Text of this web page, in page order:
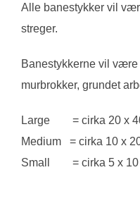
Alle banestykker vil
streger.
Banestykkerne vil
murbrokker, grundet
Large = cirka 20 x
Medium = cirka 10 x
Small = cirka 5 x 10